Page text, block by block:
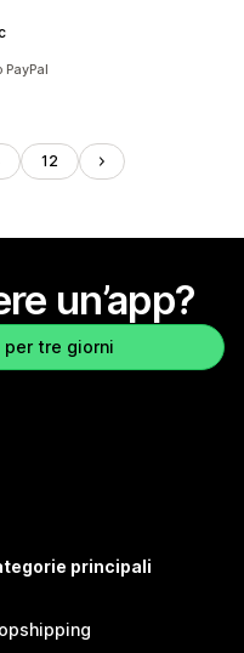
12
un’app?
per tre giorni
principali